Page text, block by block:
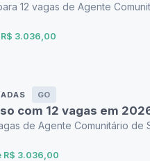
12 vagas de Agente
R$ 3.036,00
GO
com 12 vagas em
de Agente Comunitário de
R$ 3.036,00